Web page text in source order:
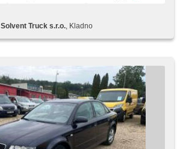
Solvent Truck s.r.o. , Kladno